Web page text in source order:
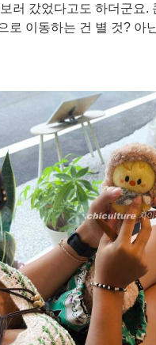
러 갔었다고도 하더군요.
로 이동하는 건 별 것? 아